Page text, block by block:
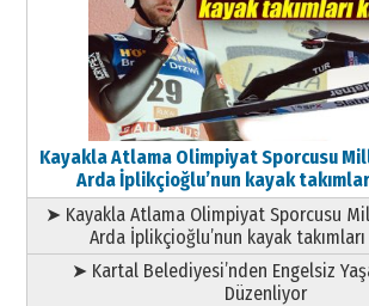
Kayakla Atlama Olimpiyat Sporcusu
Arda İplikçioğlu’nun kayak
➤ Kayakla Atlama Olimpiyat Sporcusu
Arda İplikçioğlu’nun kayak
➤ Kartal Belediyesi’nden Engelsiz
Düzenliyor